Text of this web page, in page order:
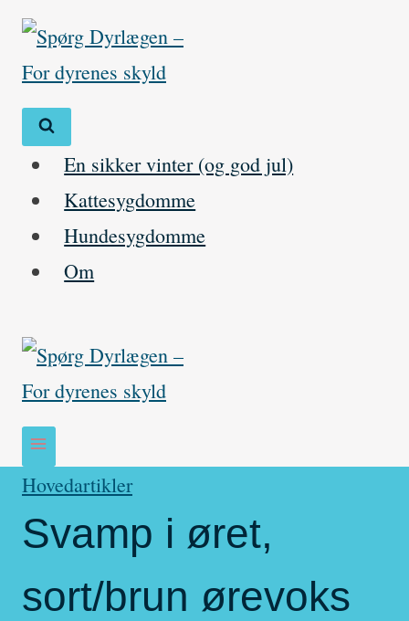
Skip
content
En sikker vinter (og god jul)
Kattesygdomme
Hundesygdomme
Om
Hovedartikler
Svamp i øret,
sort/brun ørevoks